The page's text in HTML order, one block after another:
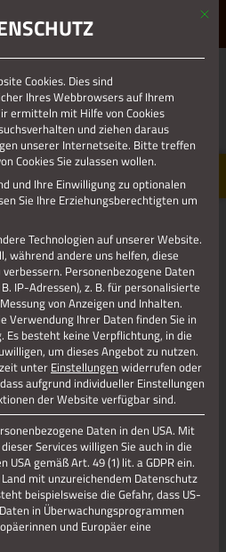
ERLEBE DICH. Mit
Cookies. Dies sind
Ihres Webbrowsers auf Ihrem
ermitteln mit Hilfe von Cookies
und ziehen daraus
unserer Internetseite. Bitte treffen
Cookies Sie zulassen wollen.
und Ihre Einwilligung zu optionalen
Sie Ihre Erziehungsberechtigten um
Technologien auf unserer Website.
während andere uns helfen, diese
Personenbezogene Daten
IP-Adressen), z. B. für personalisierte
von Anzeigen und Inhalten.
Verwendung Ihrer Daten finden Sie in
. Es besteht keine Verpflichtung, in die
um dieses Angebot zu nutzen.
unterEinstellungen widerrufen oder
aufgrund individueller Einstellungen
der Website verfügbar sind.
Daten in den USA. Mit
Services willigen Sie auch in die
gemäß Art. 49 (1) lit. a GDPR ein.
mit unzureichendem Datenschutz
beispielsweise die Gefahr, dass US-
in Überwachungsprogrammen
und Europäer eine